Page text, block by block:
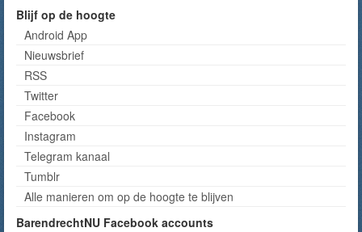
Blijf op de hoogte
Android App
Nieuwsbrief
RSS
Twitter
Facebook
Instagram
Telegram kanaal
Tumblr
Alle manieren om op de hoogte te blijven
BarendrechtNU Facebook accounts